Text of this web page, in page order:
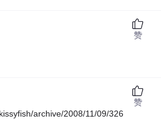
赞
archive/2008/11/09/326
赞